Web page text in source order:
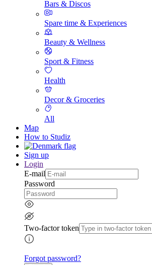
Bars & Discos
Spare time & Experiences
Beauty & Wellness
Sport & Fitness
Health
Decor & Groceries
All
Map
How to Studiz
Sign up
Login
E-mail
Password
Two-factor token
Forgot password?